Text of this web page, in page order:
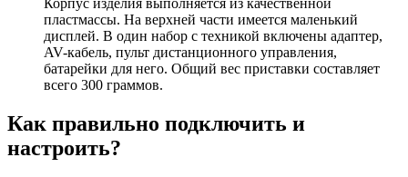
Корпус изделия выполняется из качественной
пластмассы. На верхней части имеется маленький
дисплей. В один набор с техникой включены адаптер,
AV-кабель, пульт дистанционного управления,
батарейки для него. Общий вес приставки составляет
всего 300 граммов.
Как правильно подключить и
настроить?